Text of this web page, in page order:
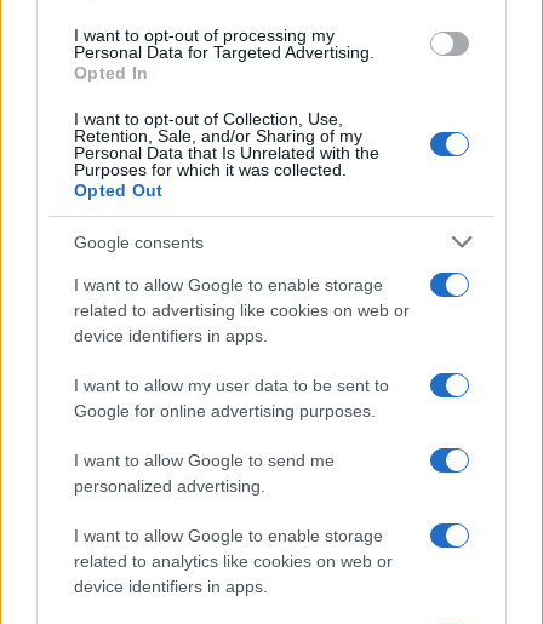
I want to opt-out of processing my
Personal Data for Targeted Advertising.
Opted In
I want to opt-out of Collection, Use,
Retention, Sale, and/or Sharing of my
Personal Data that Is Unrelated with the
Purposes for which it was collected.
Opted Out
Google consents
I want to allow Google to enable storage
related to advertising like cookies on web or
device identifiers in apps.
I want to allow my user data to be sent to
Google for online advertising purposes.
I want to allow Google to send me
personalized advertising.
I want to allow Google to enable storage
related to analytics like cookies on web or
device identifiers in apps.
attento e taglio divulgativo.